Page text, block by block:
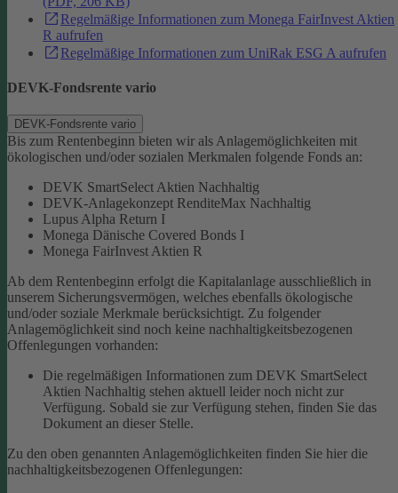
Regelmäßige Informationen zum Monega FairInvest Aktien
R aufrufen
Regelmäßige Informationen zum UniRak ESG A aufrufen
DEVK-Fondsrente vario
DEVK-Fondsrente vario
Bis zum Rentenbeginn bieten wir als Anlagemöglichkeiten mit
ökologischen und/oder sozialen Merkmalen folgende Fonds an:
DEVK SmartSelect Aktien Nachhaltig
DEVK-Anlagekonzept RenditeMax Nachhaltig
Lupus Alpha Return I
Monega Dänische Covered Bonds I
Monega FairInvest Aktien R
Ab dem Rentenbeginn erfolgt die Kapitalanlage ausschließlich in
unserem Sicherungsvermögen, welches ebenfalls ökologische
und/oder soziale Merkmale berücksichtigt. Zu folgender
Anlagemöglichkeit sind noch keine nachhaltigkeitsbezogenen
Offenlegungen vorhanden:
Die regelmäßigen Informationen zum DEVK SmartSelect
Aktien Nachhaltig stehen aktuell leider noch nicht zur
Verfügung. Sobald sie zur Verfügung stehen, finden Sie das
Dokument an dieser Stelle.
Zu den oben genannten Anlagemöglichkeiten finden Sie hier die
nachhaltigkeitsbezogenen Offenlegungen: